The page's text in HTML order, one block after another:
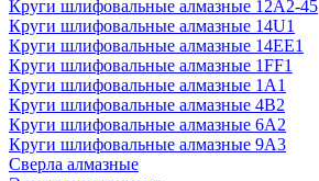
Круги шлифовальные алмазные 12А2-45
Круги шлифовальные алмазные 14U1
Круги шлифовальные алмазные 14ЕЕ1
Круги шлифовальные алмазные 1FF1
Круги шлифовальные алмазные 1А1
Круги шлифовальные алмазные 4В2
Круги шлифовальные алмазные 6A2
Круги шлифовальные алмазные 9А3
Сверла алмазные